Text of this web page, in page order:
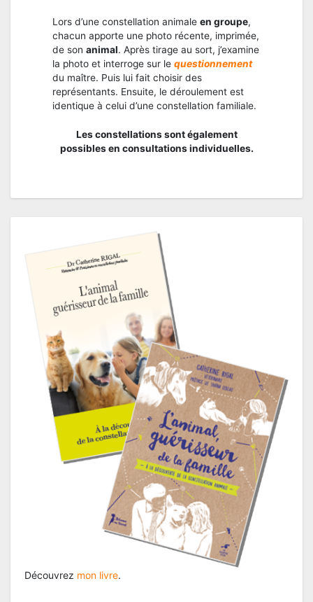
Lors d’une constellation animale en groupe,
chacun apporte une photo récente, imprimée,
de son animal. Après tirage au sort, j’examine
la photo et interroge sur le questionnement
du maître. Puis lui fait choisir des
représentants. Ensuite, le déroulement est
identique à celui d’une constellation familiale.
Les constellations sont également
possibles en consultations individuelles.
Découvrez mon livre.